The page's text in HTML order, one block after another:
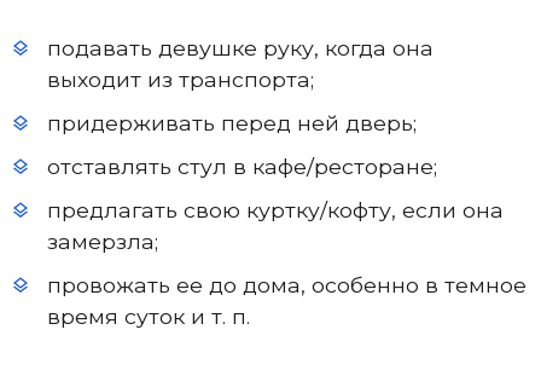
подавать девушке руку, когда она
выходит из транспорта;
придерживать перед ней дверь;
отставлять стул в кафе/ресторане;
предлагать свою куртку/кофту, если она
замерзла;
провожать ее до дома, особенно в темное
время суток и т. п.